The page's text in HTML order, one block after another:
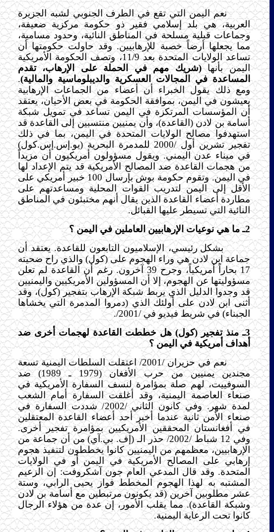
نعم اليمن التي تقع في الطرف الجنوبي لشبه الجزيرة
العربية، هي بلد إسلامي فقير ذو حكومة مركزية ضعيفة،
وجماعات قبلية مسلحة في المناطق النائية، وحدود مسامية،
مما يجعلها أرضاً خصبة للإرهابيين. وقد حاولت حكومتها أن
تساعد الولايات المتحدة بعد 11/9، وتصف الحكومة الأمريكية
اليمن بأنها(شريك مهم في الحملة على الإرهاب، تقدم
المساعدة في المجالات العسكرية والديبلوماسية والمالية).
ومع ذلك يقول الخبراء أن أعضاء من الجماعات الإرهابية
يعيشون في اليمن، بموافقة الحكومة في بعض الأحيان، يعتقد
أن المؤسسات المرتكزة في اليمن تساعد في تمويل شبكة
أسامة بن لادن (القاعدة)، وأن يمنيين منتسبين إلى القاعدة قد
استهدفوا مصالح الولايات المتحدة في اليمن، بما في ذلك
تفجير تشرين أول /2000 للمدمرة البحرية (يو.إس.إس.كول)
في ميناء عدن اليمني. ويقول مسؤولون أمريكيون أن مزيداً
من هجمات القاعدة ضد المصالح الأمريكية قد يتم الإعداد لها
في اليمن. وتقوم حكومة بوش بإرسال 100 خبير أمريكي على
الأقل إلى اليمن لتدريب القوات المحلية ومساعدتهم على
مطاردة أعضاء القاعدة الذين يقال أنهم مختبئون في المناطق
النائية التي تسيطر عليها القبائل.
2ـ ما هي نوعيات الإرهابيين العاملين في اليمن ؟
بشكل رئيسي، الإسلاميون التابعون للقاعدة. يعتقد أن
جماعة ابن لادن هي وراء الهجوم على (كول) والذي راح ضحيته
17 بحاراً أمريكياً، وجرح 39 آخرون. رغم أن القاعدة لم تعلن
مسؤوليتها عن الهجوم، إلا أن المسؤولين الأمريكيين واليمنيين
قد وجدوا الدليل الذي يربط شبكة الإرهاب بتفجير (كول)، وقد
أثنى ابن لادن على أولئك الذي (دمروا المدمرة التي يخشاها
الجبناء) في شريط فيديو في /2001/.
3ـ منذ تفجير (كول) هل خططت القاعدة لهجمات أخرى ضد
أهداف أمريكية في اليمن ؟
نعم في حزيران /2001/ اعتقلت السلطات اليمنية تسعة
مجندين يمنيين من حرب الأفغان (1979 ـ 1989) ضد
السوفييت، لهم صلة بمؤامرة لنسف السفارة الأمريكية في
صنعاء العاصمة اليمنية، وقد أغلقت السفارة أمام الشعب
لمدة شهر. وفي كانون الثاني /2002/ شددت السفارة في
صنعاء الأمن ثانية عندما أخبر أحد أعضاء القاعدة المعتقلين
في أفغانستان المحققين الأمريكيين بمؤامرة تفجير أخرى.
وفي 12 شباط /2002/ حذر الـ (إف. بي.آي) من أن جماعة من
الإرهابيين، معظمهم من اليمنيين كانوا يخططون لتنفيذ هجوم
إرهابي على المصالح الأمريكية في اليمن أو في الولايات
المتحدة. وقد قال المدعي العام جون آشكروفت: إن الزعيم
المشتبه به لهذا الهجوم المخطط فواز يحيى الرابي، وستة
عشر مطلوبين آخرين (قد يكونون مرتبطين مع أسامة بن لادن
وشبكة القاعدة). مما يقلب الأمور، إن عدة من هؤلاء الرجال
كانوا تحت الرعاية اليمنية.